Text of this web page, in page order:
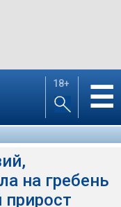
18+ ☰
на гребень
прирост